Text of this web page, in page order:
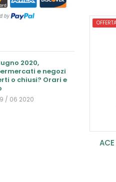
2020,
e negozi
o chiusi? Orari e
/ 06 2020